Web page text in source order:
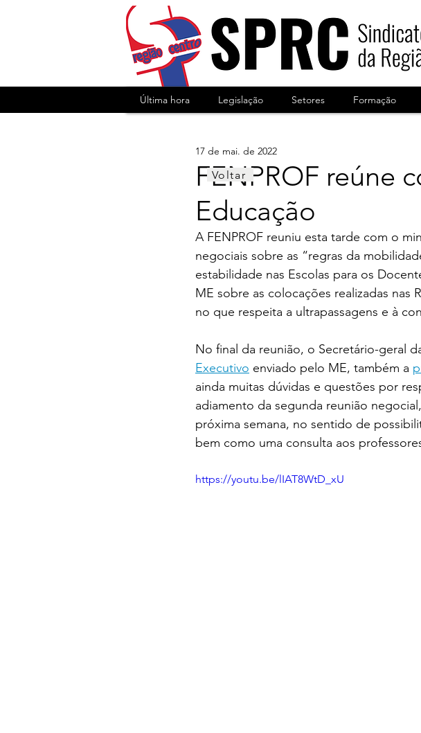
Última hora Legislação Setores Formação
FENPROF reúne
Educação
17 de mai. de 2022
A FENPROF reuniu esta tarde com o
negociais sobre as “regras da
estabilidade nas Escolas para os
ME sobre as colocações realizadas nas
no que respeita a ultrapassagens e à
No final da reunião, o Secretário-geral
Executivo enviado pelo ME, também a
ainda muitas dúvidas e questões por
adiamento da segunda reunião
próxima semana, no sentido de
bem como uma consulta aos
https://youtu.be/lIAT8WtD_xU
Voltar